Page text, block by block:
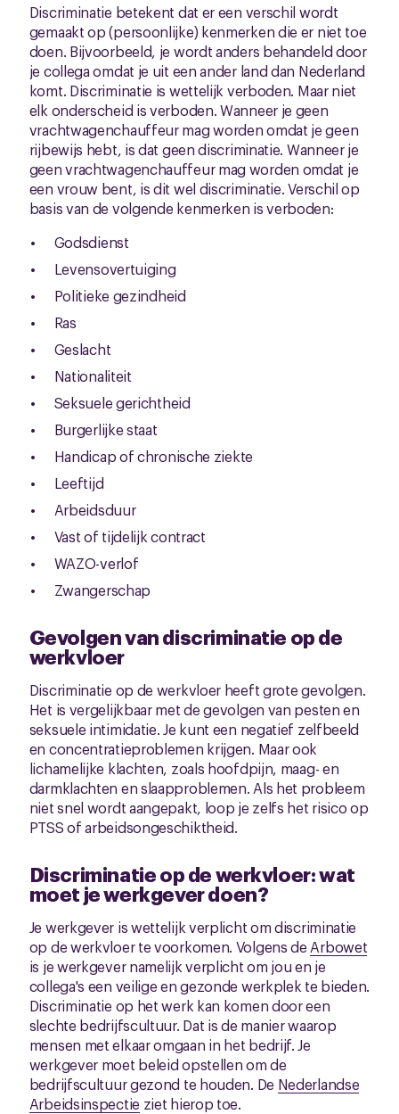
Discriminatie betekent dat er een verschil wordt
gemaakt op (persoonlijke) kenmerken die er niet toe
doen. Bijvoorbeeld, je wordt anders behandeld door
je collega omdat je uit een ander land dan Nederland
komt. Discriminatie is wettelijk verboden. Maar niet
elk onderscheid is verboden. Wanneer je geen
vrachtwagenchauffeur mag worden omdat je geen
rijbewijs hebt, is dat geen discriminatie. Wanneer je
geen vrachtwagenchauffeur mag worden omdat je
een vrouw bent, is dit wel discriminatie. Verschil op
basis van de volgende kenmerken is verboden:
Godsdienst
Levensovertuiging
Politieke gezindheid
Ras
Geslacht
Nationaliteit
Seksuele gerichtheid
Burgerlijke staat
Handicap of chronische ziekte
Leeftijd
Arbeidsduur
Vast of tijdelijk contract
WAZO-verlof
Zwangerschap
Gevolgen van discriminatie op de
werkvloer
Discriminatie op de werkvloer heeft grote gevolgen.
Het is vergelijkbaar met de gevolgen van pesten en
seksuele intimidatie. Je kunt een negatief zelfbeeld
en concentratieproblemen krijgen. Maar ook
lichamelijke klachten, zoals hoofdpijn, maag- en
darmklachten en slaapproblemen. Als het probleem
niet snel wordt aangepakt, loop je zelfs het risico op
PTSS of arbeidsongeschiktheid.
Discriminatie op de werkvloer: wat
moet je werkgever doen?
Je werkgever is wettelijk verplicht om discriminatie
op de werkvloer te voorkomen. Volgens de Arbowet
is je werkgever namelijk verplicht om jou en je
collega's een veilige en gezonde werkplek te bieden.
Discriminatie op het werk kan komen door een
slechte bedrijfscultuur. Dat is de manier waarop
mensen met elkaar omgaan in het bedrijf. Je
werkgever moet beleid opstellen om de
bedrijfscultuur gezond te houden. De Nederlandse
Arbeidsinspectie ziet hierop toe.